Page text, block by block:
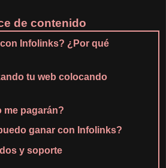
de contenido
Infolinks? ¿Por qué
tu web colocando
me pagarán?
ganar con Infolinks?
y soporte